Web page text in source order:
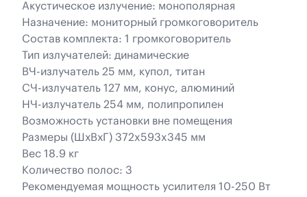
Акустическое излучение: монополярная
Назначение: мониторный громкоговоритель
Состав комплекта: 1 громкоговоритель
Тип излучателей: динамические
ВЧ-излучатель 25 мм, купол, титан
СЧ-излучатель 127 мм, конус, алюминий
НЧ-излучатель 254 мм, полипропилен
Возможность установки вне помещения
Размеры (ШхВхГ) 372x593x345 мм
Вес 18.9 кг
Количество полос: 3
Рекомендуемая мощность усилителя 10-250 Вт